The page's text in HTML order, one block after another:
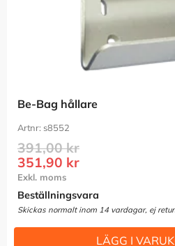
Be-Bag hållare
s8552
351,90 kr
391,00kr
Beställningsvara